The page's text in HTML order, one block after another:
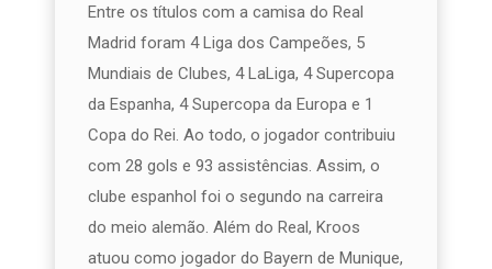
Entre os títulos com a camisa do Real
Madrid foram 4 Liga dos Campeões, 5
Mundiais de Clubes, 4 LaLiga, 4 Supercopa
da Espanha, 4 Supercopa da Europa e 1
Copa do Rei. Ao todo, o jogador contribuiu
com 28 gols e 93 assistências. Assim, o
clube espanhol foi o segundo na carreira
do meio alemão. Além do Real, Kroos
atuou como jogador do Bayern de Munique,